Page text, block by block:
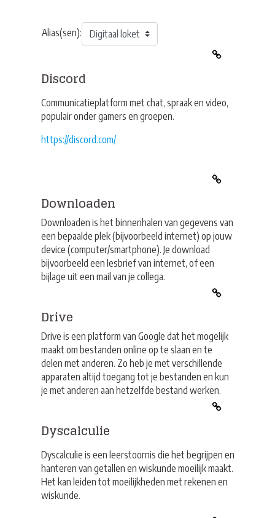
Alias(sen):
Discord
Communicatieplatform met chat, spraak en video,
populair onder gamers en groepen.
https://discord.com/
Downloaden
Downloaden is het binnenhalen van gegevens van
een bepaalde plek (bijvoorbeeld internet) op jouw
device (computer/smartphone). Je download
bijvoorbeeld een lesbrief van internet, of een
bijlage uit een mail van je collega.
Drive
Drive is een platform van Google dat het mogelijk
maakt om bestanden online op te slaan en te
delen met anderen. Zo heb je met verschillende
apparaten altijd toegang tot je bestanden en kun
je met anderen aan hetzelfde bestand werken.
Dyscalculie
Dyscalculie is een leerstoornis die het begrijpen en
hanteren van getallen en wiskunde moeilijk maakt.
Het kan leiden tot moeilijkheden met rekenen en
wiskunde.